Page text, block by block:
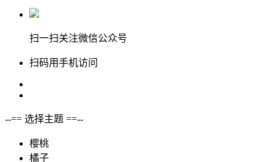
扫一扫关注微信公众号
扫码用手机访问
--== 选择主题 ==--
樱桃
橘子